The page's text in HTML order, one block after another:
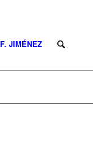
F. JIMÉNEZ